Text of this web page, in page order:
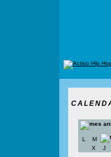
L
M
X
J